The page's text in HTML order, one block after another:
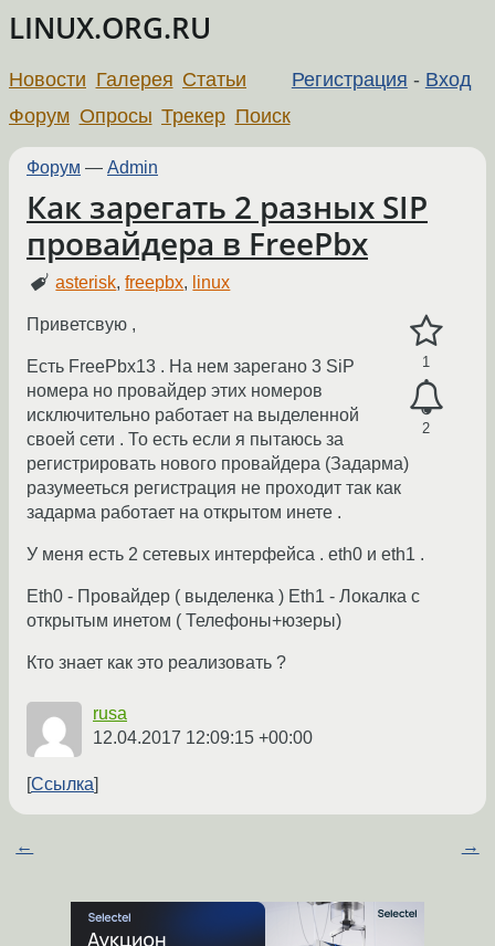
LINUX.ORG.RU
Регистрация - Вход
Новости Галерея Статьи
Форум Опросы Трекер Поиск
Форум — Admin
Как зарегать 2 разных SIP
провайдера в FreePbx
asterisk,freepbx, linux
1
2
Приветсвую ,
Есть FreePbx13 . На нем зарегано 3 SiP
номера но провайдер этих номеров
исключительно работает на выделенной
своей сети . То есть если я пытаюсь за
регистрировать нового провайдера (Задарма)
разумееться регистрация не проходит так как
задарма работает на открытом инете .
У меня есть 2 сетевых интерфейса . eth0 и eth1 .
Eth0 - Провайдер ( выделенка ) Eth1 - Локалка c
открытым инетом ( Телефоны+юзеры)
Кто знает как это реализовать ?
rusa
12.04.2017 12:09:15 +00:00
Ссылка
← →